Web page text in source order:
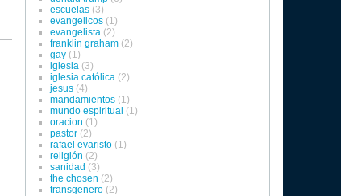
escuelas (3)
evangelicos (1)
evangelista (2)
franklin graham (2)
gay (1)
iglesia (3)
iglesia católica (2)
jesus (4)
mandamientos (1)
mundo espiritual (1)
oracion (1)
pastor (2)
rafael evaristo (1)
religión (2)
sanidad (3)
the chosen (2)
transgenero (2)